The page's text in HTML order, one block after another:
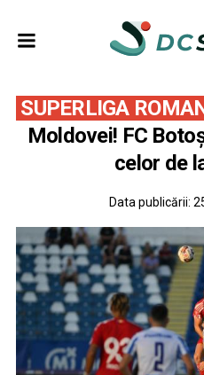
SUPERLIGA
Moldovei! FC
celor de
Data publicării: